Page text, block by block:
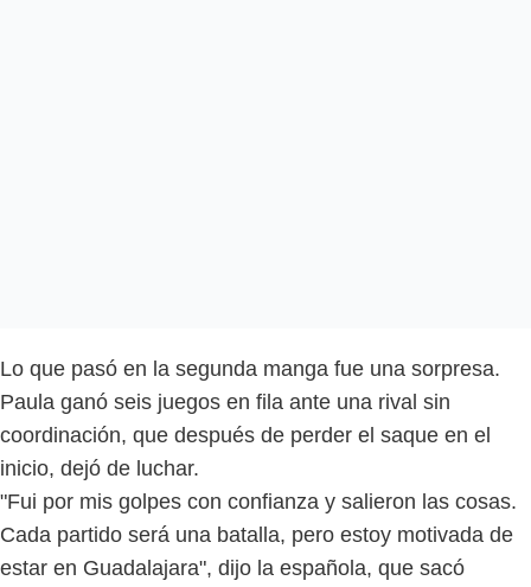
Lo que pasó en la segunda manga fue una sorpresa.
Paula ganó seis juegos en fila ante una rival sin
coordinación, que después de perder el saque en el
inicio, dejó de luchar.
"Fui por mis golpes con confianza y salieron las cosas.
Cada partido será una batalla, pero estoy motivada de
estar en Guadalajara", dijo la española, que sacó